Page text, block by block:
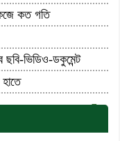
কত গতি
ছবি-ভিডিও-ডকুমেন্ট
আরো পড়ুন...